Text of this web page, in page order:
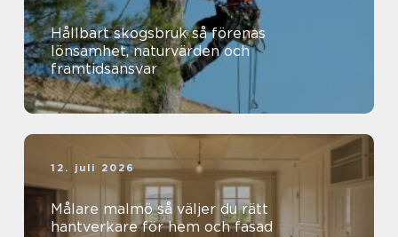
Hållbart skogsbruk så förenas
lönsamhet, naturvärden och
framtidsansvar
12. juli 2026
Målare malmö så väljer du rätt
hantverkare för hem och fasad